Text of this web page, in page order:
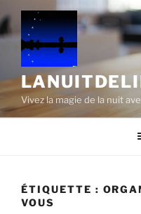
Aller
au
contenu
principal
Vivez la magie de la nuit
ÉTIQUETTE :
VOUS